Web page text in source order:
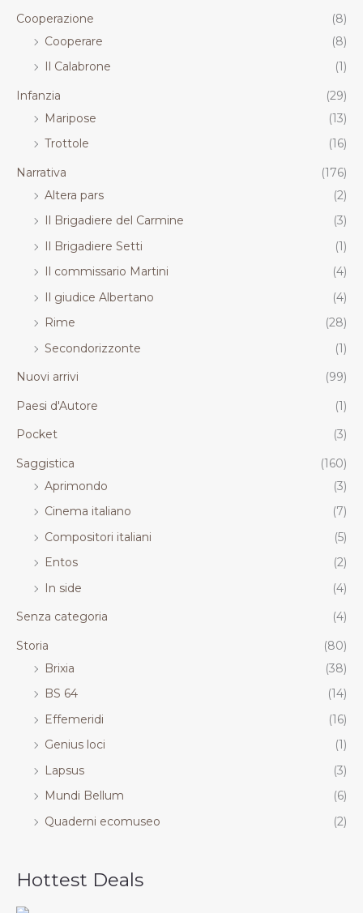
Cooperazione
(8)
Cooperare
(8)
Il Calabrone
(1)
Infanzia
(29)
Maripose
(13)
Trottole
(16)
Narrativa
(176)
Altera pars
(2)
Il Brigadiere del Carmine
(3)
Il Brigadiere Setti
(1)
Il commissario Martini
(4)
Il giudice Albertano
(4)
Rime
(28)
Secondorizzonte
(1)
Nuovi arrivi
(99)
Paesi d'Autore
(1)
Pocket
(3)
Saggistica
(160)
Aprimondo
(3)
Cinema italiano
(7)
Compositori italiani
(5)
Entos
(2)
In side
(4)
Senza categoria
(4)
Storia
(80)
Brixia
(38)
BS 64
(14)
Effemeridi
(16)
Genius loci
(1)
Lapsus
(3)
Mundi Bellum
(6)
Quaderni ecomuseo
(2)
Hottest Deals